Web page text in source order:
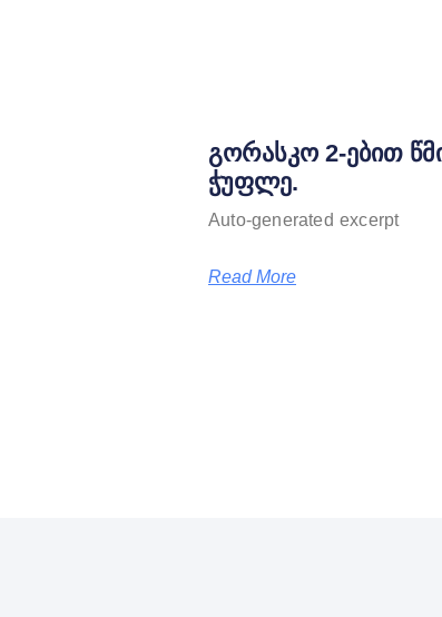
გორასკო 2-ებით
ჭუფლე.
Auto-generated excerpt
Read More